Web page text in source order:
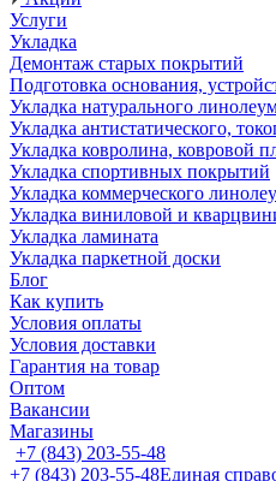
Услуги
Укладка
Демонтаж старых покрытий
Подготовка основания,
Укладка натурального
Укладка антистатического,
Укладка ковролина, ковровой
Укладка спортивных покрытий
Укладка коммерческого
Укладка виниловой и
Укладка ламината
Укладка паркетной доски
Блог
Как купить
Условия оплаты
Условия доставки
Гарантия на товар
Оптом
Вакансии
Магазины
+7 (843) 203-55-48
+7 (843) 203-55-48Единая